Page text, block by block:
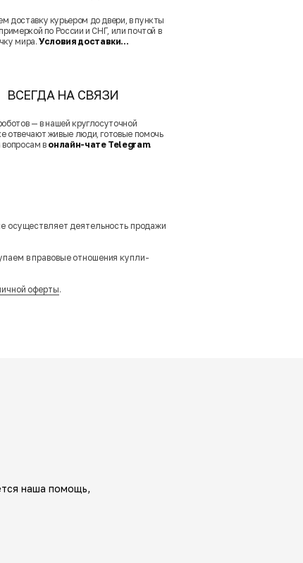
доставку курьером до двери, в пункты
по России и СНГ, или почтой в
мира.Условия доставки...
ВСЕГДА НА СВЯЗИ
— в нашей круглосуточной
отвечают живые люди, готовые помочь
в онлайн-чате Telegram.
осуществляет деятельность продажи
в правовые отношения купли-
оферты.
наша помощь,